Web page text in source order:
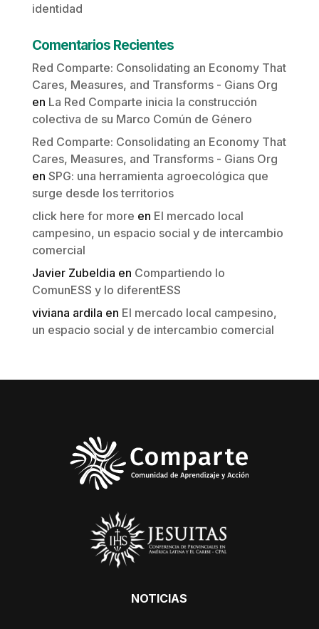
identidad
Comentarios Recientes
Red Comparte: Consolidating an Economy That
Cares, Measures, and Transforms - Gians Org
en La Red Comparte inicia la construcción
colectiva de su Marco Común de Género
Red Comparte: Consolidating an Economy That
Cares, Measures, and Transforms - Gians Org
en SPG: una herramienta agroecológica que
surge desde los territorios
click here for more en El mercado local
campesino, un espacio social y de intercambio
comercial
Javier Zubeldia en Compartiendo lo
ComunESS y lo diferentESS
viviana ardila en El mercado local campesino,
un espacio social y de intercambio comercial
NOTICIAS